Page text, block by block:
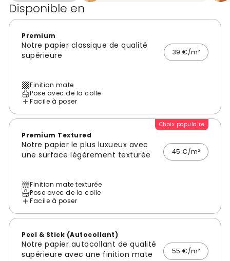
Disponible en
Premium
Notre papier classique de qualité
supérieure
39 €/m²
Finition mate
Pose avec de la colle
Facile à poser
Choix populaire
Premium Textured
Notre papier le plus luxueux avec
une surface légèrement texturée
45 €/m²
Finition mate texturée
Pose avec de la colle
Facile à poser
Peel & Stick (Autocollant)
Notre papier autocollant de qualité
supérieure avec une finition mate
55 €/m²